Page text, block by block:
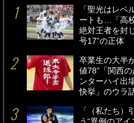
「聖光はレベ
ートも…「高
絶対王者を封
号17”の正体
卒業生の大半
値78”「関西
ンターハイ出
快挙」のウラ
「（私たち）